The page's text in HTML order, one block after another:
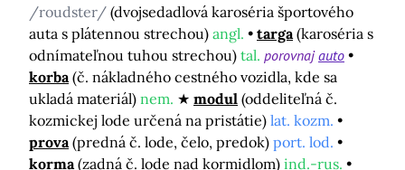
/roudster/ (dvojsedadlová karoséria športového
auta s plátennou strechou) angl. targa (karoséria s
odnímateľnou tuhou strechou) tal. porovnajauto
korba (č. nákladného cestného vozidla, kde sa
ukladá materiál) nem. modul (oddeliteľná č.
kozmickej lode určená na pristátie) lat. kozm.
prova (predná č. lode, čelo, predok) port. lod.
korma (zadná č. lode nad kormidlom) ind.-rus.